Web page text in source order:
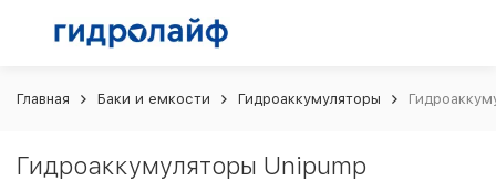
Главная Баки и емкости Гидроаккумуляторы
Гидроаккумуляторы Unipump